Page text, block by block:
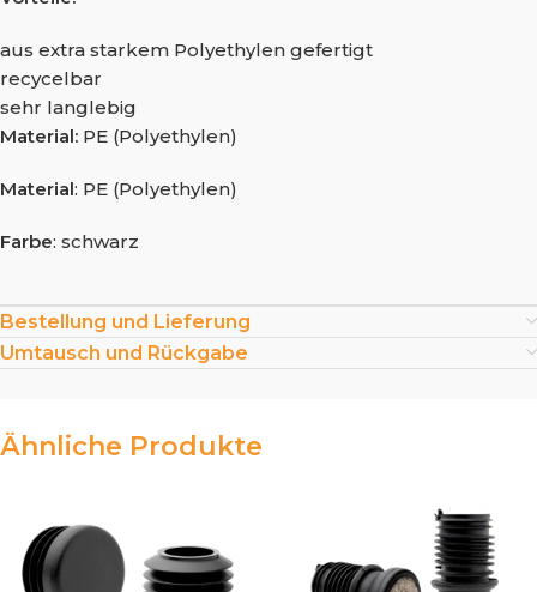
aus extra starkem Polyethylen gefertigt
recycelbar
sehr langlebig
Material: PE (Polyethylen)
Material: PE (Polyethylen)
Farbe: schwarz
Bestellung und Lieferung
Umtausch und Rückgabe
Ähnliche Produkte